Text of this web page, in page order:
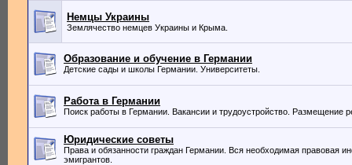
Немцы Украины
Землячество немцев Украины и Крыма.
Образование и обучение в Германии
Детские сады и школы Германии. Университеты.
Работа в Германии
Поиск работы в Германии. Вакансии и трудоустройство. Размещение
Юридические советы
Права и обязанности граждан Германии. Вся необходимая правовая
эмигрантов.